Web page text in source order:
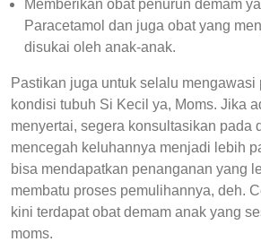
Memberikan obat penurun demam
Paracetamol dan juga obat yang
disukai oleh anak-anak.
Pastikan juga untuk selalu mengawasi
kondisi tubuh Si Kecil ya, Moms. Jika
menyertai, segera konsultasikan pada
mencegah keluhannya menjadi lebih
bisa mendapatkan penanganan yang
membatu proses pemulihannya, deh.
kini terdapat obat demam anak yang
moms.